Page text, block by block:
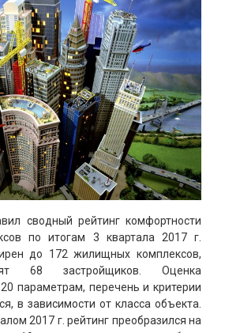
сводный рейтинг комфортности
по итогам 3 квартала 2017 г.
до 172 жилищных комплексов,
68 застройщиков. Оценка
параметрам, перечень и критерии
в зависимости от класса объекта.
2017 г. рейтинг преобразился на